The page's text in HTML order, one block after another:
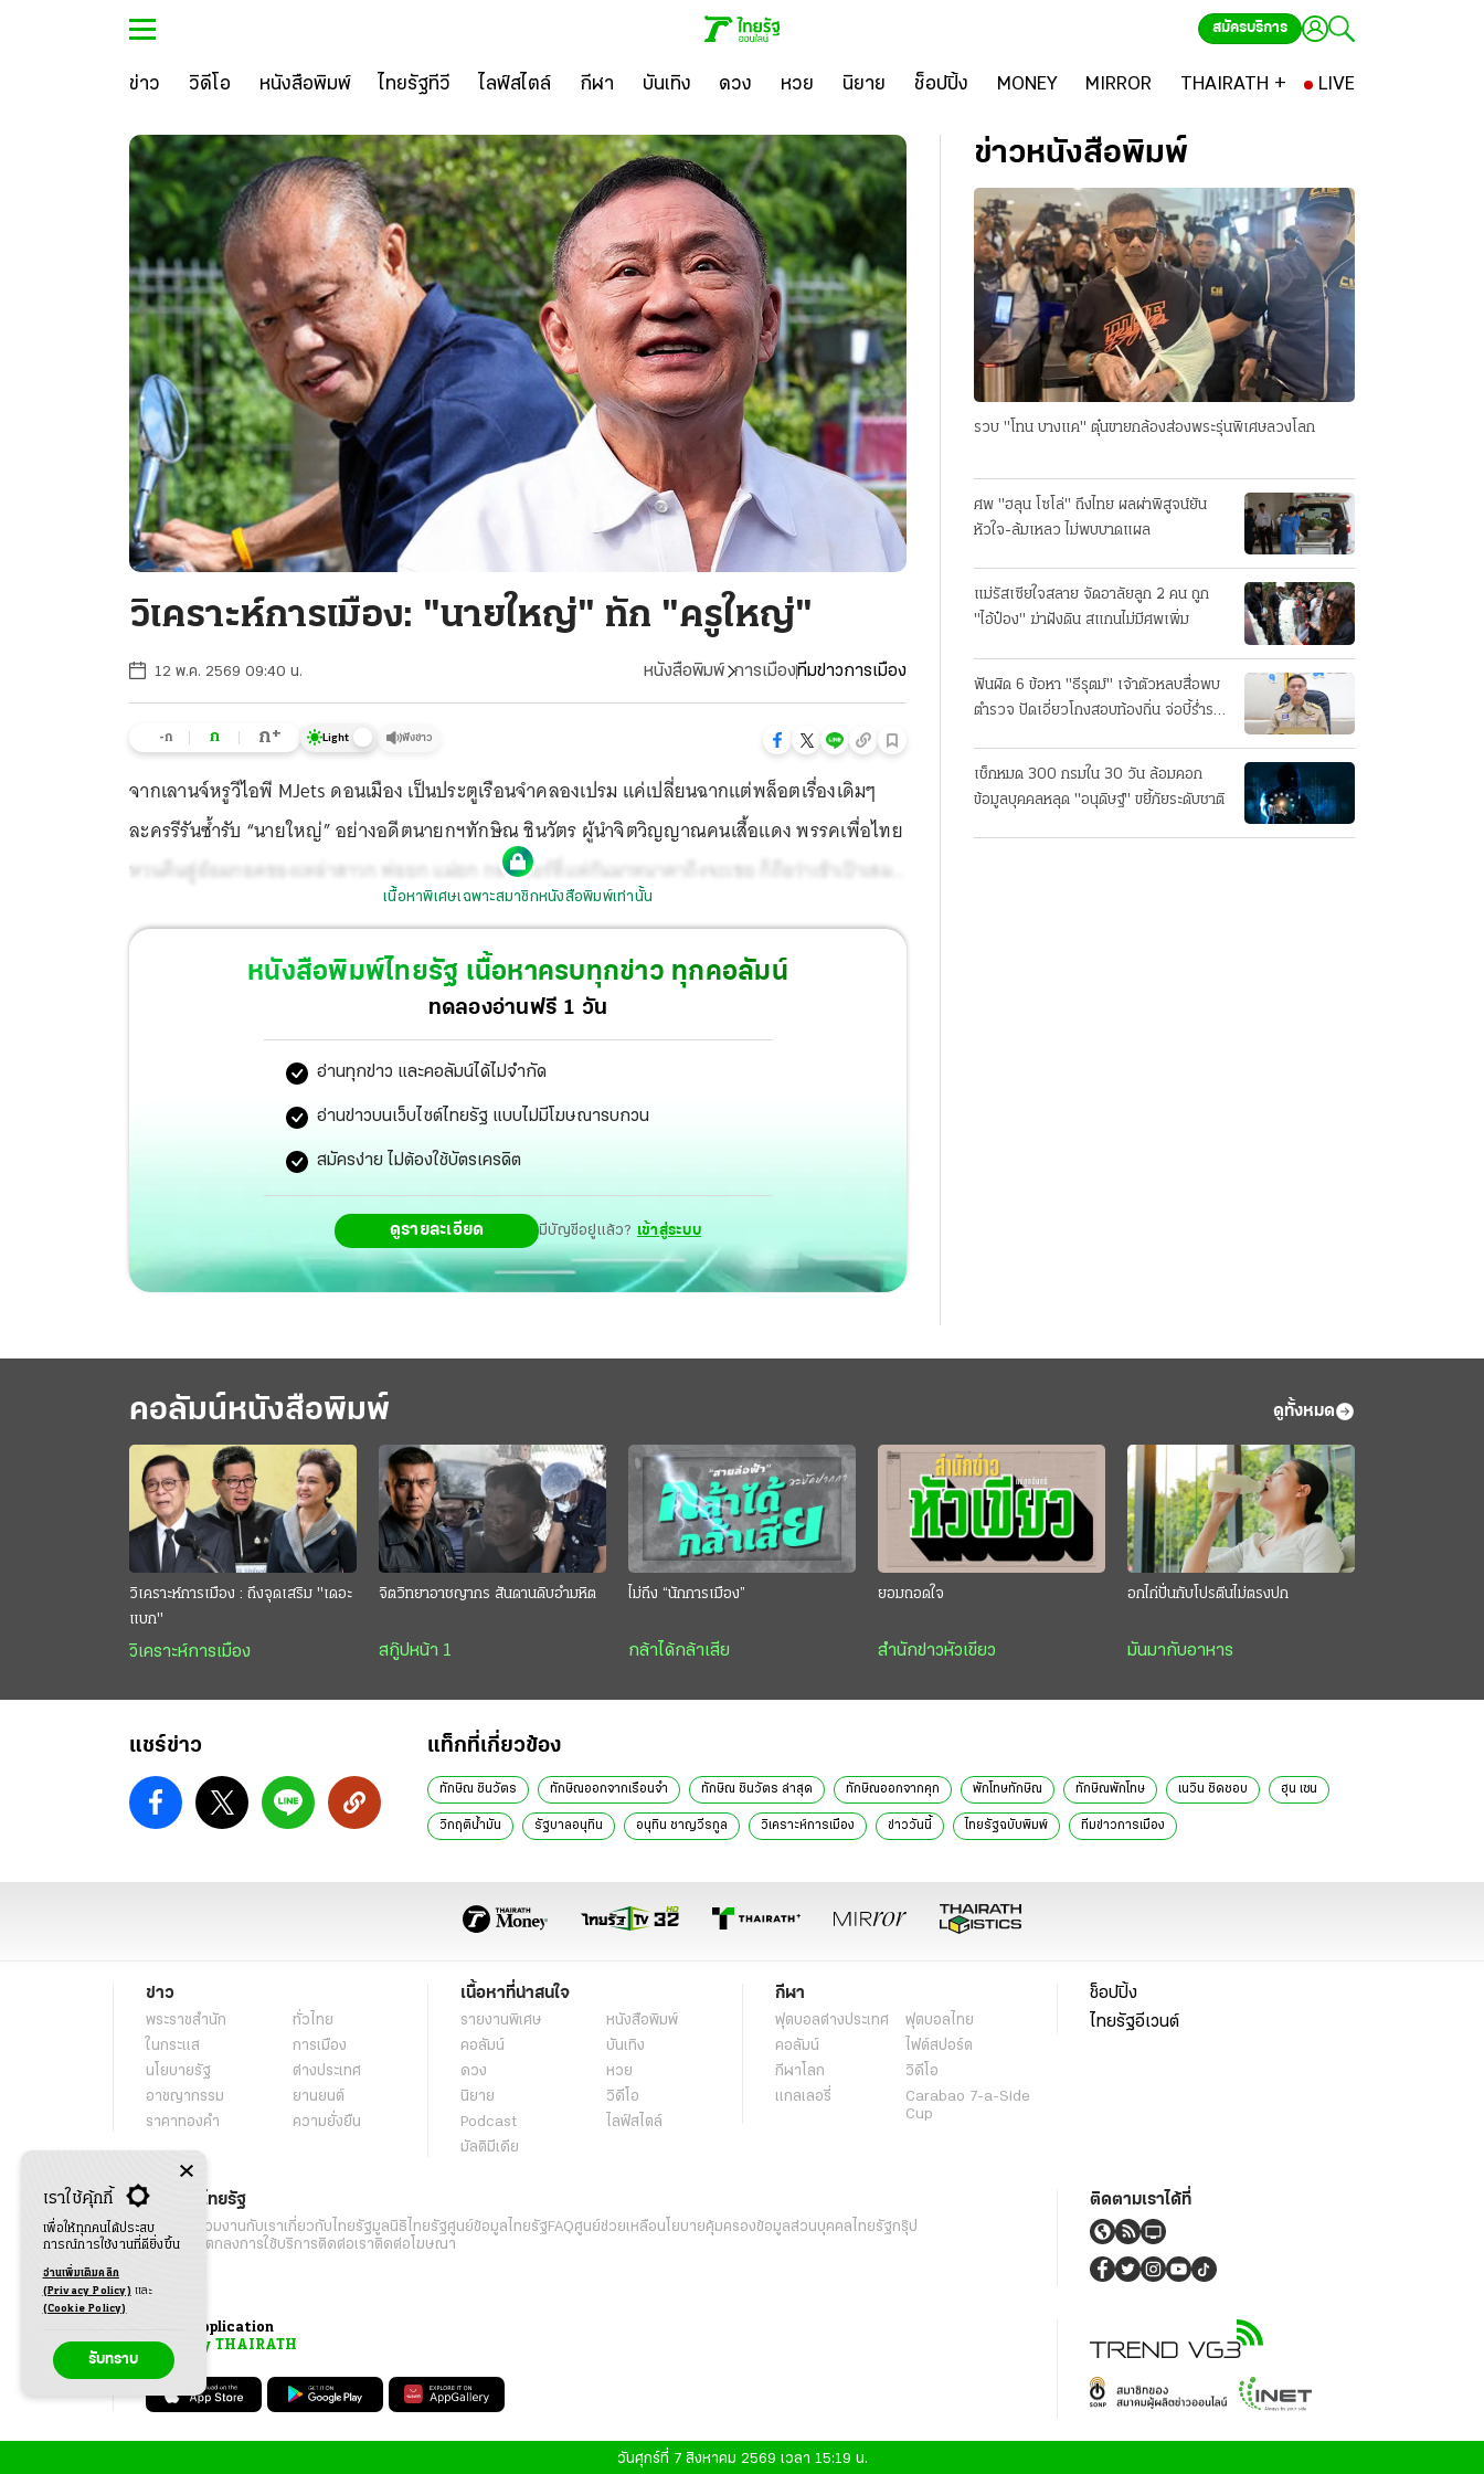
สมัครบริการ
ข่าว วิดีโอ หนังสือพิมพ์ ไทยรัฐทีวี ไลฟ์สไตล์ กีฬา บันเทิง ดวง หวย นิยาย ช็อปปิ้ง MONEY MIRROR THAIRATH + LIVE
วิเคราะห์การเมือง: "นายใหญ่" ทัก "ครูใหญ่"
12 พ.ค. 2569 09:40 น. หนังสือพิมพ์ การเมืองทีมข่าวการเมือง
-ก ก ก+ Light ฟังข่าว
จากเลานจ์หรูวีไอพี MJets ดอนเมือง เป็นประตูเรือนจำคลองเปรม แค่เปลี่ยนฉากแต่พล็อตเรื่องเดิมๆ
ละครรีรันซ้ำรับ “นายใหญ่” อย่างอดีตนายกฯทักษิณ ชินวัตร ผู้นำจิตวิญญาณคนเสื้อแดง พรรคเพื่อไทย
หวนคืนสู่อ้อมกอดของเหล่าสาวก พ่อยก แม่ยก กองเชียร์ที่แห่กันมาหนาตาถึงจะเชย ก็ถือว่าเข้าเป้าเสมอ
กับสูตรของเจ้าพ่อการตลาดนำการเมืองเนื้อหาพิเศษเฉพาะสมาชิกหนังสือพิมพ์เท่านั้น
หนังสือพิมพ์ไทยรัฐ เนื้อหาครบทุกข่าว ทุกคอลัมน์
ทดลองอ่านฟรี 1 วัน
อ่านทุกข่าว และคอลัมน์ได้ไม่จำกัด
อ่านข่าวบนเว็บไซต์ไทยรัฐ แบบไม่มีโฆษณารบกวน
สมัครง่าย ไม่ต้องใช้บัตรเครดิต
ดูรายละเอียด มีบัญชีอยู่แล้ว? เข้าสู่ระบบ
ข่าวหนังสือพิมพ์
รวบ "โทน บางแค" ตุ๋นขายกล้องส่องพระรุ่นพิเศษลวงโลก
ศพ "ฮลุน โซโล่" ถึงไทย ผลผ่าพิสูจน์ยัน
หัวใจ-ล้มเหลว ไม่พบบาดแผล
แม่รัสเซียใจสลาย จัดอาลัยลูก 2 คน ถูก
"ไอ้ป๋อง" ฆ่าฝังดิน สแกนไม่มีศพเพิ่ม
ฟันผิด 6 ข้อหา "ธีรุตม์" เจ้าตัวหลบสื่อพบ
ตำรวจ ปัดเอี่ยวโกงสอบท้องถิ่น จ่อบี้รํ่ารวย
เช็กหมด 300 กรมใน 30 วัน ล้อมคอก
ข้อมูลบุคคลหลุด "อนุดิษฐ์" ขยี้ภัยระดับชาติ
คอลัมน์หนังสือพิมพ์ ดูทั้งหมด
วิเคราะห์การเมือง : ถึงจุดเสริม "เดอะ
แบก"
วิเคราะห์การเมือง
จิตวิทยาอาชญากร สันดานดิบอำมหิต
สกู๊ปหน้า 1
ไม่ถึง “นักการเมือง”
กล้าได้กล้าเสีย
ยอมถอดใจ
สำนักข่าวหัวเขียว
อกไก่ปั่นกับโปรตีนไม่ตรงปก
มันมากับอาหาร
แชร์ข่าว แท็กที่เกี่ยวข้อง
ทักษิณ ชินวัตร ทักษิณออกจากเรือนจำ ทักษิณ ชินวัตร ล่าสุด ทักษิณออกจากคุก พักโทษทักษิณ ทักษิณพักโทษ เนวิน ชิดชอบ ฮุน เซน
วิกฤติน้ำมัน รัฐบาลอนุทิน อนุทิน ชาญวีรกูล วิเคราะห์การเมือง ข่าววันนี้ ไทยรัฐฉบับพิมพ์ ทีมข่าวการเมือง
ข่าว
พระราชสำนัก
ทั่วไทย
ในกระแส
การเมือง
นโยบายรัฐ
ต่างประเทศ
อาชญากรรม
ยานยนต์
ราคาทองคำ
ความยั่งยืน
เนื้อหาที่น่าสนใจ
รายงานพิเศษ
หนังสือพิมพ์
คอลัมน์
บันเทิง
ดวง
หวย
นิยาย
วิดีโอ
Podcast
ไลฟ์สไตล์
มัลติมีเดีย
กีฬา
ฟุตบอลต่่างประเทศ
ฟุตบอลไทย
คอลัมน์
ไฟต์สปอร์ต
กีฬาโลก
วิดีโอ
แกลเลอรี่
Carabao 7-a-Side
Cup
ช็อปปิ้ง
ไทยรัฐอีเวนต์
เกี่ยวกับไทยรัฐ
กิจกรรม ร่วมงานกับเราเกี่ยวกับไทยรัฐมูลนิธิไทยรัฐศูนย์ข้อมูลไทยรัฐFAQศูนย์ช่วยเหลือนโยบายคุ้มครองข้อมูลส่วนบุคคลไทยรัฐกรุ๊ป
เงื่อนไขข้อตกลงการใช้บริการติดต่อเราติดต่อโฆษณา
ติดตามเราได้ที่
Application
My THAIRATH
วันศุกร์ที่ 7 สิงหาคม 2569 เวลา 15:19 น.
เราใช้คุ้กกี้
เพื่อให้ทุกคนได้ประสบ
การณ์การใช้งานที่ดียิ่งขึ้น
อ่านเพิ่มเติมคลิก
(Privacy Policy) และ
(Cookie Policy)
รับทราบ